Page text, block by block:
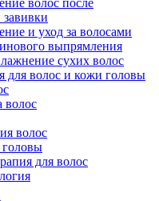
волос после
и уход за волосами
выпрямления
сухих волос
для волос и кожи головы
волос
волос
для волос